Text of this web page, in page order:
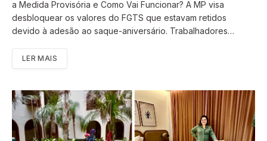
a Medida Provisória e Como Vai Funcionar? A MP visa
desbloquear os valores do FGTS que estavam retidos
devido à adesão ao saque-aniversário. Trabalhadores…
LER MAIS